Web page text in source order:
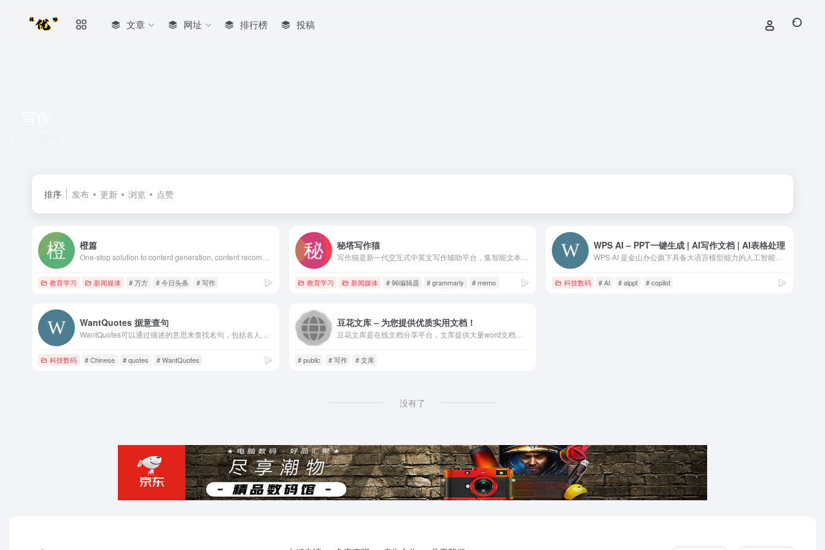
文章 网址 排行榜 投稿
排序 发布 更新 浏览 点赞
橙篇
教育学习 新闻媒体 # 万方 # 今日头条 # 写作
秘塔写作猫
教育学习 新闻媒体 # 96编辑器 # grammarly # memo
WPS AI – PPT一键生成 | AI写作文档 | AI表格处理
科技数码 # AI # aippt # copilot
WantQuotes 据意查句
科技数码 # Chinese # quotes # WantQuotes
豆花文库 – 为您提供优质实用文档！
# public # 写作 # 文库
没有了